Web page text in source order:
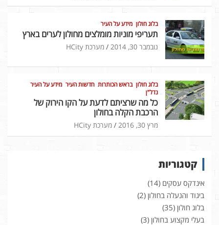
בלוג חולון מידע על העיר
תעריפי מוניות מומלצים מחולון לערים בארץ
נובמבר 30, 2014 מערכת HCity
בלוג חולון בראש הכותרות חדשות העיר מידע על העיר
נדל"ן
כל מה שרציתם לדעת על הקו הירוק של
הרכבת הקלה בחולון
מרץ 30, 2016 מערכת HCity
קטגוריות
אינדקס עסקים (14)
ביגוד והנעלה בחולון (2)
בלוג חולון (35)
בעלי מקצוע בחולון (3)